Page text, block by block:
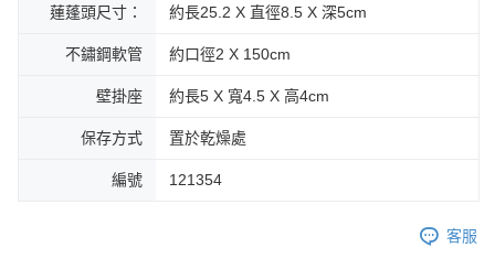
蓮蓬頭尺寸： 約長25.2 X 直徑8.5 X 深5cm
不鏽鋼軟管 約口徑2 X 150cm
壁掛座 約長5 X 寬4.5 X 高4cm
保存方式 置於乾燥處
編號 121354
客服